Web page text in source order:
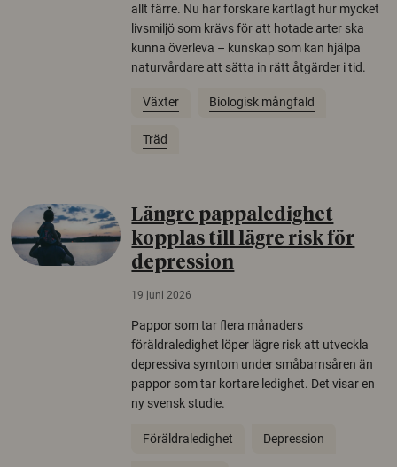
allt färre. Nu har forskare kartlagt hur mycket
livsmiljö som krävs för att hotade arter ska
kunna överleva – kunskap som kan hjälpa
naturvårdare att sätta in rätt åtgärder i tid.
Växter Biologisk mångfald
Träd
Längre pappaledighet
kopplas till lägre risk för
depression
19 juni 2026
Pappor som tar flera månaders
föräldraledighet löper lägre risk att utveckla
depressiva symtom under småbarnsåren än
pappor som tar kortare ledighet. Det visar en
ny svensk studie.
Föräldraledighet Depression